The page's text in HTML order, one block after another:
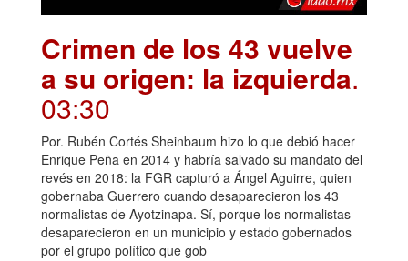
Crimen de los 43 vuelve
a su origen: la izquierda.
03:30
Por. Rubén Cortés Sheinbaum hizo lo que debió hacer
Enrique Peña en 2014 y habría salvado su mandato del
revés en 2018: la FGR capturó a Ángel Aguirre, quien
gobernaba Guerrero cuando desaparecieron los 43
normalistas de Ayotzinapa. Sí, porque los normalistas
desaparecieron en un municipio y estado gobernados
por el grupo político que gob